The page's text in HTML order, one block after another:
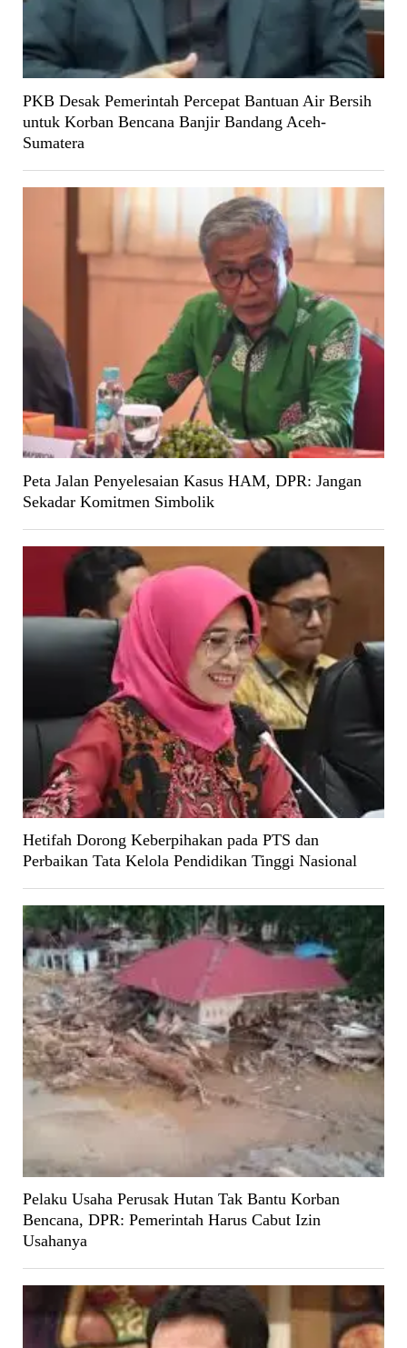
PKB Desak Pemerintah Percepat Bantuan Air Bersih
untuk Korban Bencana Banjir Bandang Aceh-
Sumatera
Peta Jalan Penyelesaian Kasus HAM, DPR: Jangan
Sekadar Komitmen Simbolik
Hetifah Dorong Keberpihakan pada PTS dan
Perbaikan Tata Kelola Pendidikan Tinggi Nasional
Pelaku Usaha Perusak Hutan Tak Bantu Korban
Bencana, DPR: Pemerintah Harus Cabut Izin
Usahanya